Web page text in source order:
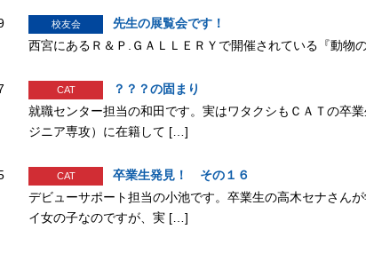
校友会
先生の展覧会です！
西宮にあるＲ＆Ｐ.ＧＡＬＬＥＲＹで開催されている『動物
CAT
？？？の固まり
就職センター担当の和田です。実はワタクシもＣＡＴの卒
ジニア専攻）に在籍して […]
CAT
卒業生発見！ その１６
デビューサポート担当の小池です。卒業生の高木セナさん
イ女の子なのですが、実 […]